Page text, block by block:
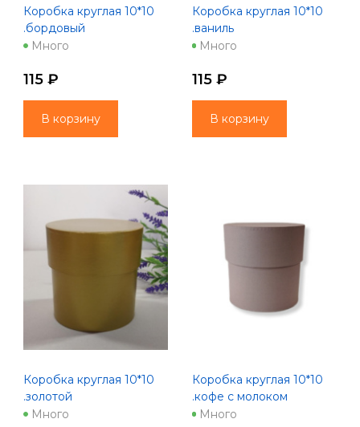
Коробка круглая 10*10
.бордовый
Много
115 ₽
В корзину
Коробка круглая 10*10
.ваниль
Много
115 ₽
В корзину
Коробка круглая 10*10
.золотой
Много
Коробка круглая 10*10
.кофе с молоком
Много